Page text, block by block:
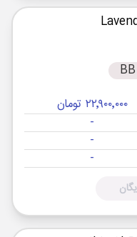
BB
۲۲٬۹۰۰٬۰۰۰ تومان
-
-
-